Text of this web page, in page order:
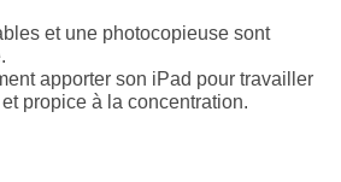
et une photocopieuse sont
apporter son iPad pour travailler
propice à la concentration.